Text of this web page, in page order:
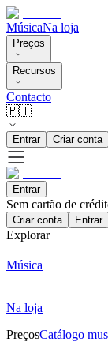
MúsicaNa loja
Preços
Recursos
Contacto
🇵🇹
Entrar Criar conta
Entrar
Sem cartão de
Criar conta Entrar
Explorar
Música
Na loja
PreçosCatálogo